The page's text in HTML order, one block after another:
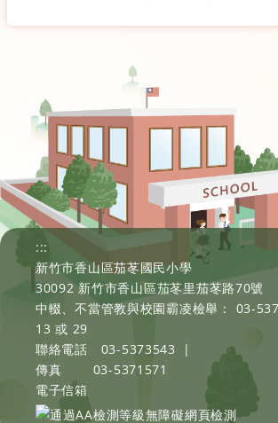
:::
新竹市香山區茄苳國民小學
30092 新竹市香山區茄苳里茄苳路70號
中輟、不當管教與校園霸凌檢舉： 03-
13 或 29
聯絡電話
03-5373543
|
傳真
03-5371571
電子信箱